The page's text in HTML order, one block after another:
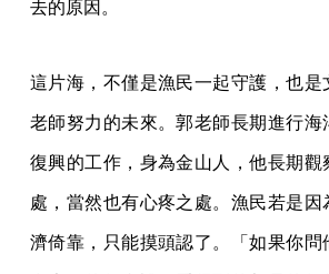
去的原因。
這片海，不僅是漁民一起守護，也是
老師努力的未來。郭老師長期進行海
復興的工作，身為金山人，他長期觀
處，當然也有心疼之處。漁民若是因
濟倚靠，只能摸頭認了。「如果你問